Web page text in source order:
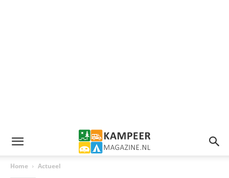
Home Actueel